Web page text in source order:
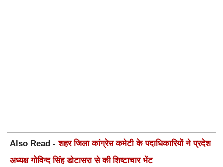
Also Read -शहर जिला कांग्रेस कमेटी के पदाधिकारियों ने प्रदेश
अध्यक्ष गोविन्द सिंह डोटासरा से की शिष्टाचार भेंट